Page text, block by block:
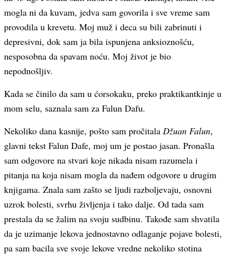
mogla ni da kuvam, jedva sam govorila i sve vreme sam
provodila u krevetu. Moj muž i deca su bili zabrinuti i
depresivni, dok sam ja bila ispunjena anksioznošću,
nesposobna da spavam noću. Moj život je bio
nepodnošljiv.
Kada se činilo da sam u ćorsokaku, preko praktikantkinje u
mom selu, saznala sam za Falun Dafu.
Nekoliko dana kasnije, pošto sam pročitala Džuan Falun,
glavni tekst Falun Dafe, moj um je postao jasan. Pronašla
sam odgovore na stvari koje nikada nisam razumela i
pitanja na koja nisam mogla da nađem odgovore u drugim
knjigama. Znala sam zašto se ljudi razboljevaju, osnovni
uzrok bolesti, svrhu življenja i tako dalje. Od tada sam
prestala da se žalim na svoju sudbinu. Takođe sam shvatila
da je uzimanje lekova jednostavno odlaganje pojave bolesti,
pa sam bacila sve svoje lekove vredne nekoliko stotina